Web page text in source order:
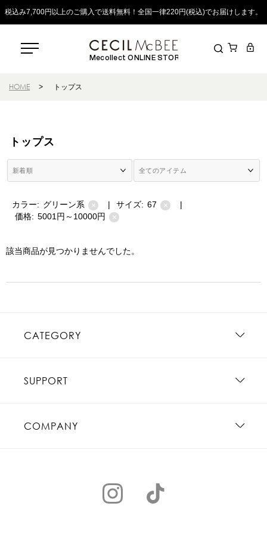
税込み7,700円以上のご購入で送料無料！全国一律220円(税込)でお届けします。
Mecollect ONLINE STORE
HOME > トップス
トップス
カラー: グリーン系 × | サイズ: 67 ×
|
価格: 5001円～10000円 ×
該当商品が見つかりませんでした。
CATEGORY
SUPPORT
COMPANY